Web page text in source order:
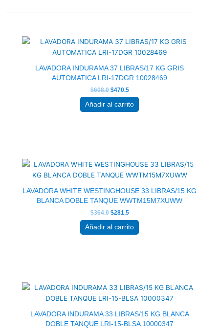
LAVADORA INDURAMA 37 LIBRAS/17 KG GRIS
AUTOMATICA LRI-17DGR 10028469
$608.0
original
era:
$608.0.
$470.5
actual
es:
$470.5.
Añadir al carrito
LAVADORA WHITE WESTINGHOUSE 33 LIBRAS/15 KG
BLANCA DOBLE TANQUE WWTM15M7XUWW
$364.0
original
era:
$364.0.
$281.5
actual
es:
$281.5.
Añadir al carrito
LAVADORA INDURAMA 33 LIBRAS/15 KG BLANCA
DOBLE TANQUE LRI-15-BLSA 10000347
original
era:
$450.5.
actual
es:
$348.5.